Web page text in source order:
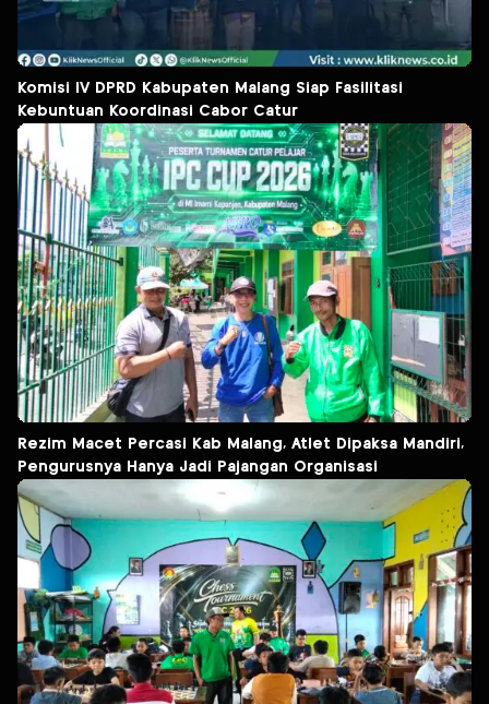
Komisi IV DPRD Kabupaten Malang Siap Fasilitasi
Kebuntuan Koordinasi Cabor Catur
Rezim Macet Percasi Kab Malang, Atlet Dipaksa Mandiri,
Pengurusnya Hanya Jadi Pajangan Organisasi